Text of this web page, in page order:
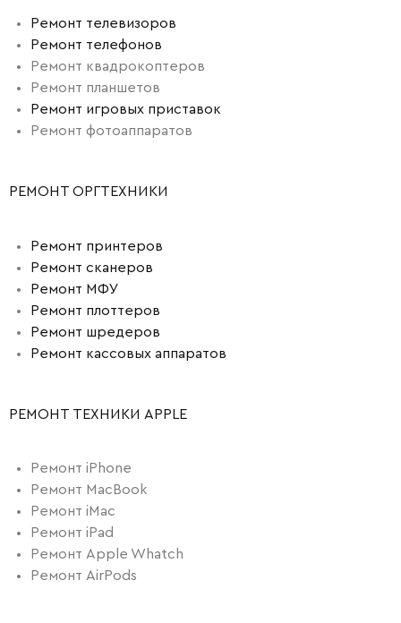
Ремонт телевизоров
Ремонт телефонов
Ремонт квадрокоптеров
Ремонт планшетов
Ремонт игровых приставок
Ремонт фотоаппаратов
РЕМОНТ ОРГТЕХНИКИ
Ремонт принтеров
Ремонт сканеров
Ремонт МФУ
Ремонт плоттеров
Ремонт шредеров
Ремонт кассовых аппаратов
РЕМОНТ ТЕХНИКИ APPLE
Ремонт iPhone
Ремонт MacBook
Ремонт iMac
Ремонт iPad
Ремонт Apple Whatch
Ремонт AirPods